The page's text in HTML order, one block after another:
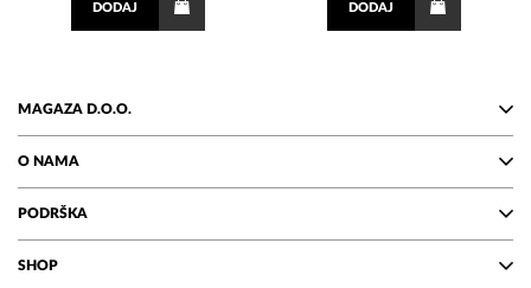
DODAJ DODAJ
MAGAZA D.O.O.
O NAMA
PODRŠKA
SHOP